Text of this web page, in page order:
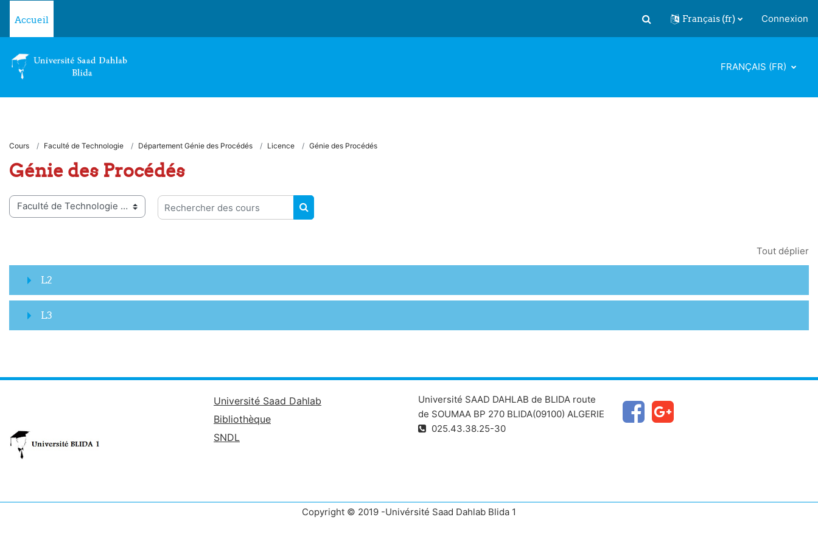
Accueil
Activer/désactiver la saisie de
Français ‎(fr)‎ Connexion
FRANÇAIS ‎(FR)‎
Cours Faculté de Technologie Département Génie des Procédés Licence Génie des Procédés
Génie des Procédés
de cours
Rechercher des cours
RECHERCHER DES COURS
Tout déplier
L2
L3
Université Saad Dahlab
Bibliothèque
SNDL
Université SAAD DAHLAB de BLIDA route
de SOUMAA BP 270 BLIDA(09100) ALGERIE
025.43.38.25-30
Copyright © 2019 -Univérsité Saad Dahlab Blida 1